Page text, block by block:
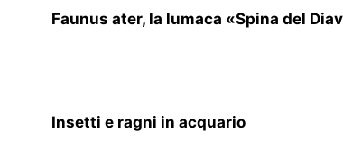
Faunus ater, la lumaca «Spina del
Insetti e ragni in acquario